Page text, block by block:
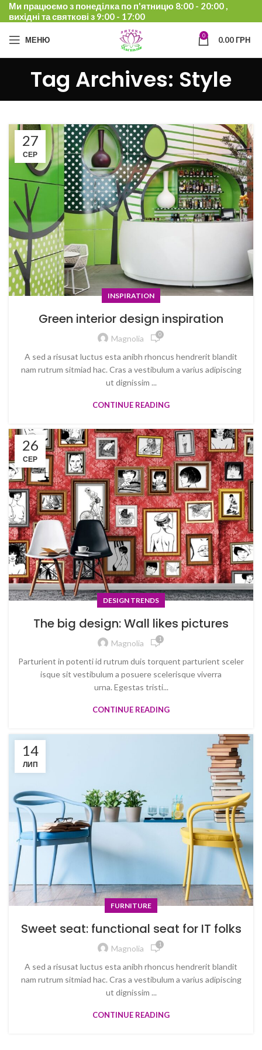
Ми працюємо з понеділка по п'ятницю 8:00 - 20:00 ,
вихідні та святкові з 9:00 - 17:00
МЕНЮ 0 0.00ГРН
Tag Archives: Style
27
СЕР
INSPIRATION
Green interior design inspiration
Magnolia 0
A sed a risusat luctus esta anibh rhoncus hendrerit blandit
nam rutrum sitmiad hac. Cras a vestibulum a varius adipiscing
ut dignissim ...
CONTINUE READING
26
СЕР
DESIGN TRENDS
The big design: Wall likes pictures
Magnolia 1
Parturient in potenti id rutrum duis torquent parturient sceler
isque sit vestibulum a posuere scelerisque viverra
urna. Egestas tristi...
CONTINUE READING
14
ЛИП
FURNITURE
Sweet seat: functional seat for IT folks
Magnolia 1
A sed a risusat luctus esta anibh rhoncus hendrerit blandit
nam rutrum sitmiad hac. Cras a vestibulum a varius adipiscing
ut dignissim ...
CONTINUE READING